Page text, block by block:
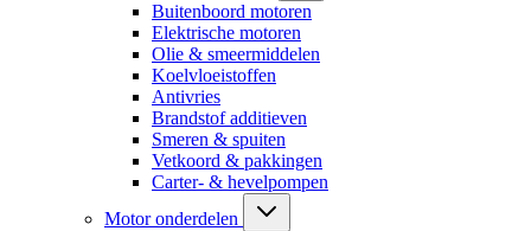
Buitenboord motoren
Elektrische motoren
Olie & smeermiddelen
Koelvloeistoffen
Antivries
Brandstof additieven
Smeren & spuiten
Vetkoord & pakkingen
Carter- & hevelpompen
Motor onderdelen